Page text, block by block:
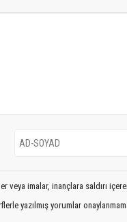
veya imalar, inançlara saldırı
yazılmış yorumlar